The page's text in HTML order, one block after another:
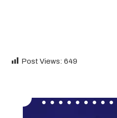
Post Views: 649